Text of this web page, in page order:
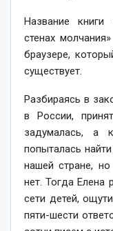
Название
стенах
браузере,
существует.
Разбираясь в
в России,
задумалась, а
попыталась
нашей стране,
нет. Тогда Елена
сети детей,
пяти-шести